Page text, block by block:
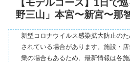
【モデルコース】1日で
野三山」本宮〜新宮〜那
新型コロナウイルス感染拡大防止の
されている場合があります。施設・
業の場合もあるため、最新情報は各